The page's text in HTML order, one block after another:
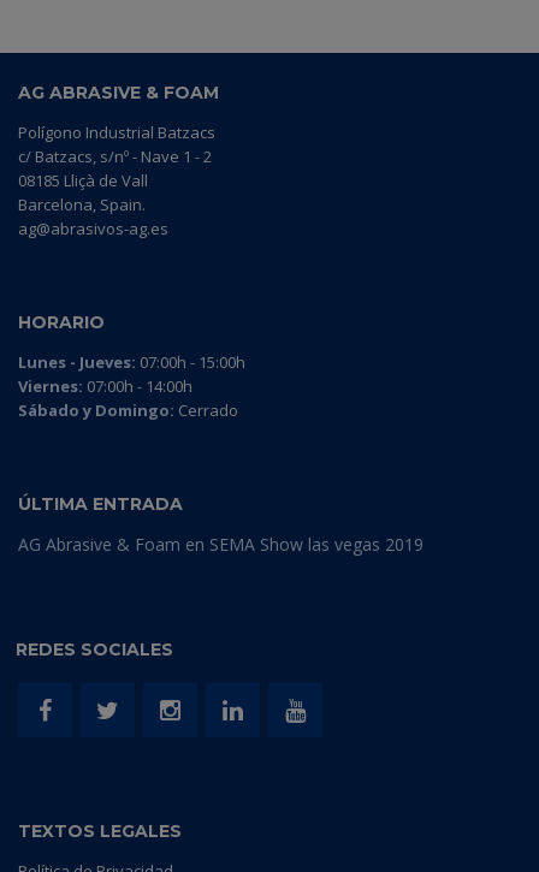
AG ABRASIVE & FOAM
Polígono Industrial Batzacs
c/ Batzacs, s/nº - Nave 1 - 2
08185 Lliçà de Vall
Barcelona, Spain.
ag@abrasivos-ag.es
HORARIO
Lunes - Jueves: 07:00h - 15:00h
Viernes: 07:00h - 14:00h
Sábado y Domingo: Cerrado
ÚLTIMA ENTRADA
AG Abrasive & Foam en SEMA Show las vegas 2019
REDES SOCIALES
TEXTOS LEGALES